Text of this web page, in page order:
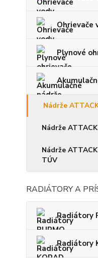
Ohrievače
Plynové
Nádrže
Nádrže
Nádrže
TÚV
RADIÁTORY A
Radiátory
Radiátory